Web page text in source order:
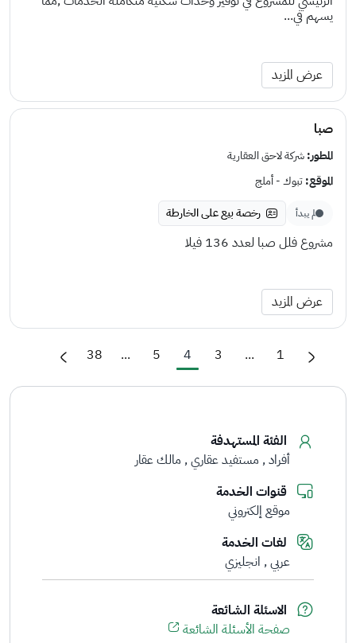
يسهم في...
عرض المزيد
صبا
المطور:شركة لاحق العقارية
الموقع:تبوك - أملج
لم يبدأ رخصة بيع على الخارطة
مشروع فلل صبا لعدد 136 فيلا
عرض المزيد
1
...
3
4
5
...
38
الفئة المستهدفة
أفراد مستفيد عقاري مالك عقار
قنوات الخدمة
موقع إلكتروني
لغات الخدمة
عربي انجليزي
الاسئلة الشائعة
صفحة الأسئلة الشائعة